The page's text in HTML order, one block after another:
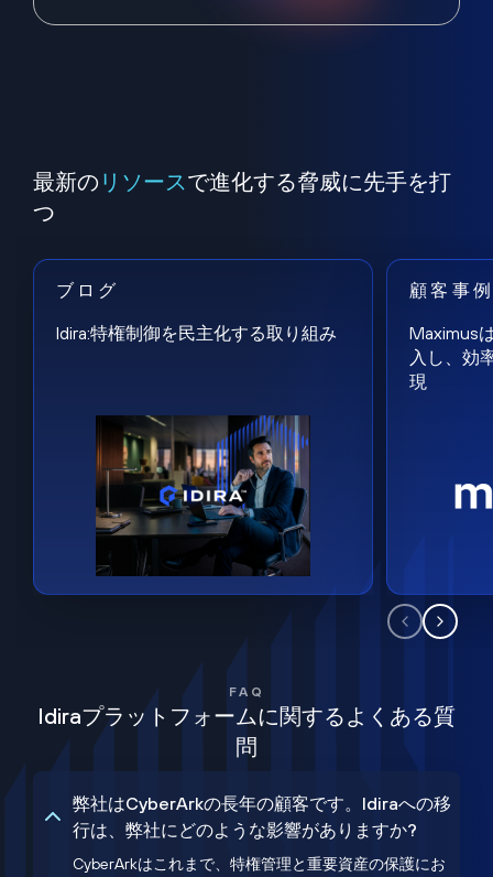
最新の リソースで進化する脅威に先手を打
つ
ブログ
Idira:特権制御を民主化する取り組み
顧客事
Maximus
入し、効
現
FAQ
Idiraプラットフォームに関するよくある質
問
弊社はCyberArkの長年の顧客です。Idiraへの移
行は、弊社にどのような影響がありますか?
CyberArkはこれまで、特権管理と重要資産の保護にお